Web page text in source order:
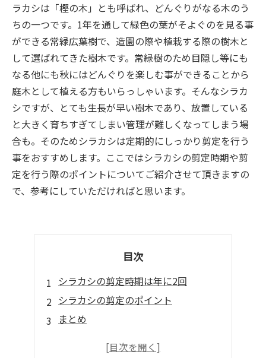
ラカシは「樫の木」とも呼ばれ、どんぐりがなる木のう
ちの一つです。1年を通して緑色の葉がそよぐのを見る事
ができる常緑広葉樹で、造園の際や植栽する際の樹木と
して選ばれてきた樹木です。常緑樹のため目隠し等にも
なる他にも秋にはどんぐりを楽しむ事ができることから
庭木として植える方もいらっしゃいます。そんなシラカ
シですが、とても生長が早い樹木であり、放置している
と大きく育ちすぎてしまい管理が難しくなってしまう場
合も。そのためシラカシは定期的にしっかり剪定を行う
事をおすすめします。ここではシラカシの剪定時期や剪
定を行う際のポイントについてご紹介させて頂きますの
で、参考にしていただければと思います。
目次
シラカシの剪定時期は年に2回
シラカシの剪定のポイント
まとめ